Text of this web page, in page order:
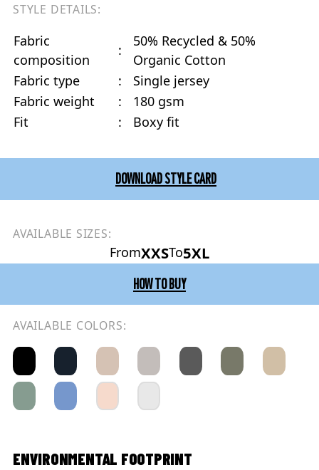
STYLE DETAILS:
Fabric
composition
:
50% Recycled & 50%
Organic Cotton
Fabric type
:
Single jersey
Fabric weight
:
180 gsm
Fit
: Boxy fit
DOWNLOAD STYLE CARD
AVAILABLE SIZES:
FromXXSTo5XL
HOW TO BUY
AVAILABLE COLORS:
ENVIRONMENTAL FOOTPRINT